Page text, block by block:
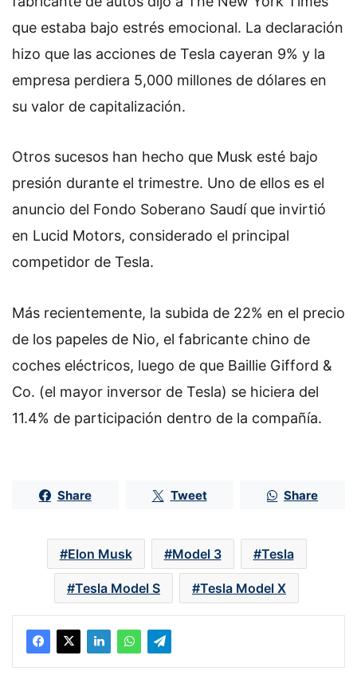
que estaba bajo estrés emocional. La declaración
hizo que las acciones de Tesla cayeran 9% y la
empresa perdiera 5,000 millones de dólares en
su valor de capitalización.
Otros sucesos han hecho que Musk esté bajo
presión durante el trimestre. Uno de ellos es el
anuncio del Fondo Soberano Saudí que invirtió
en Lucid Motors, considerado el principal
competidor de Tesla.
Más recientemente, la subida de 22% en el precio
de los papeles de Nio, el fabricante chino de
coches eléctricos, luego de que Baillie Gifford &
Co. (el mayor inversor de Tesla) se hiciera del
11.4% de participación dentro de la compañía.
Share Tweet Share
Elon Musk Model 3 Tesla
Tesla Model S Tesla Model X